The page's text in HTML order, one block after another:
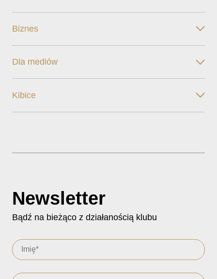
Biznes
Dla mediów
Kibice
Newsletter
Bądź na bieżąco z działanością klubu